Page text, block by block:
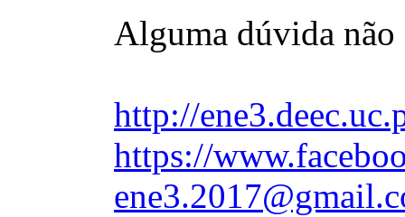
Alguma dúvida não
http://
https://